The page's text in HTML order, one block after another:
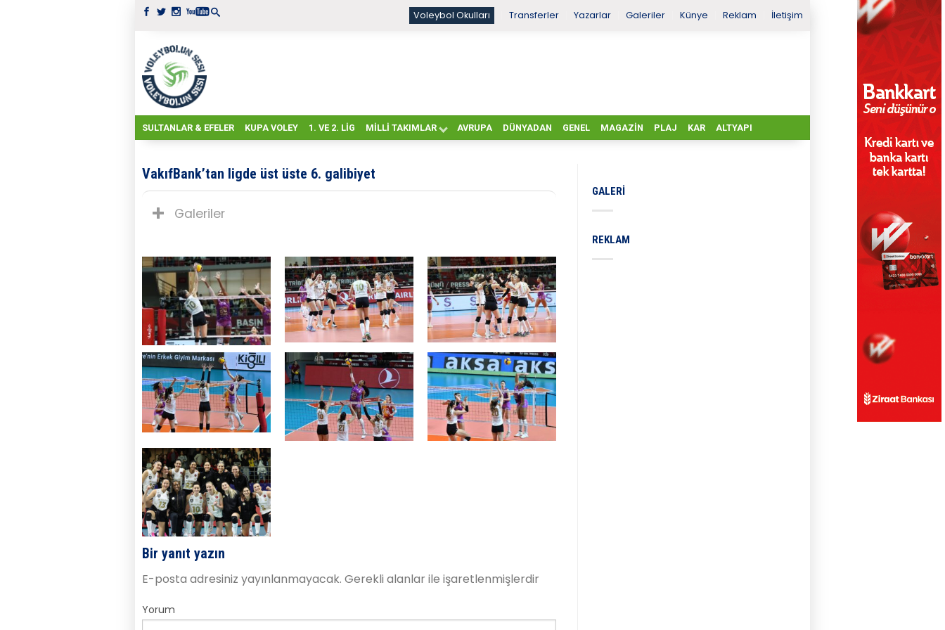
Voleybol Okulları Transferler Yazarlar Galeriler Künye Reklam İletişim
SULTANLAR & EFELER KUPA VOLEY 1. VE 2. LIG MILLI TAKIMLAR AVRUPA DÜNYADAN GENEL MAGAZIN PLAJ KAR ALTYAPI
VakıfBank’tan ligde üst üste 6. galibiyet
Galeriler
Bir yanıt yazın
E-posta adresiniz yayınlanmayacak. Gerekli alanlar ile işaretlenmişlerdir
Yorum
GALERI
REKLAM